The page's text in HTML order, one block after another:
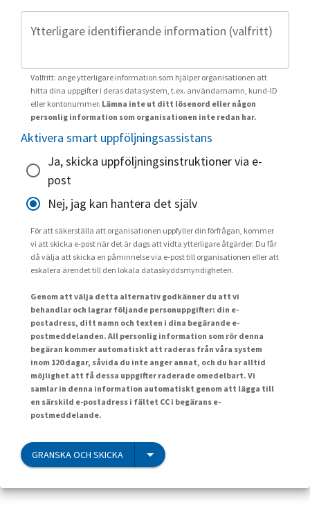
Ytterligare identifierande information (valfritt)
Valfritt: ange ytterligare information som hjälper organisationen att
hitta dina uppgifter i deras datasystem, t.ex. användarnamn, kund-ID
eller kontonummer. Lämna inte ut ditt lösenord eller någon
personlig information som organisationen inte redan har.
Aktivera smart uppföljningsassistans
Ja, skicka uppföljningsinstruktioner via e-
post
Nej, jag kan hantera det själv
För att säkerställa att organisationen uppfyller din förfrågan, kommer
vi att skicka e-post när det är dags att vidta ytterligare åtgärder. Du får
då välja att skicka en påminnelse via e-post till organisationen eller att
eskalera ärendet till den lokala dataskyddsmyndigheten.
Genom att välja detta alternativ godkänner du att vi
behandlar och lagrar följande personuppgifter: din e-
postadress, ditt namn och texten i dina begärande e-
postmeddelanden. All personlig information som rör denna
begäran kommer automatiskt att raderas från våra system
inom 120 dagar, såvida du inte anger annat, och du har alltid
möjlighet att få dessa uppgifter raderade omedelbart. Vi
samlar in denna information automatiskt genom att lägga till
en särskild e-postadress i fältet CC i begärans e-
postmeddelande.
GRANSKA OCH SKICKA